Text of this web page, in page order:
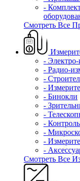
-
Смотреть Все
-
- Радио-
-
-
- Бинокли
-
-
-
-
-
-
Смотреть Все